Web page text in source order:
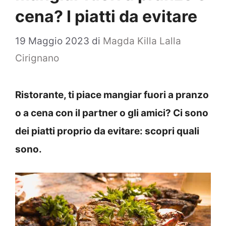
cena? I piatti da evitare
19 Maggio 2023 di Magda Killa Lalla
Cirignano
Ristorante, ti piace mangiar fuori a pranzo
o a cena con il partner o gli amici? Ci sono
dei piatti proprio da evitare: scopri quali
sono.